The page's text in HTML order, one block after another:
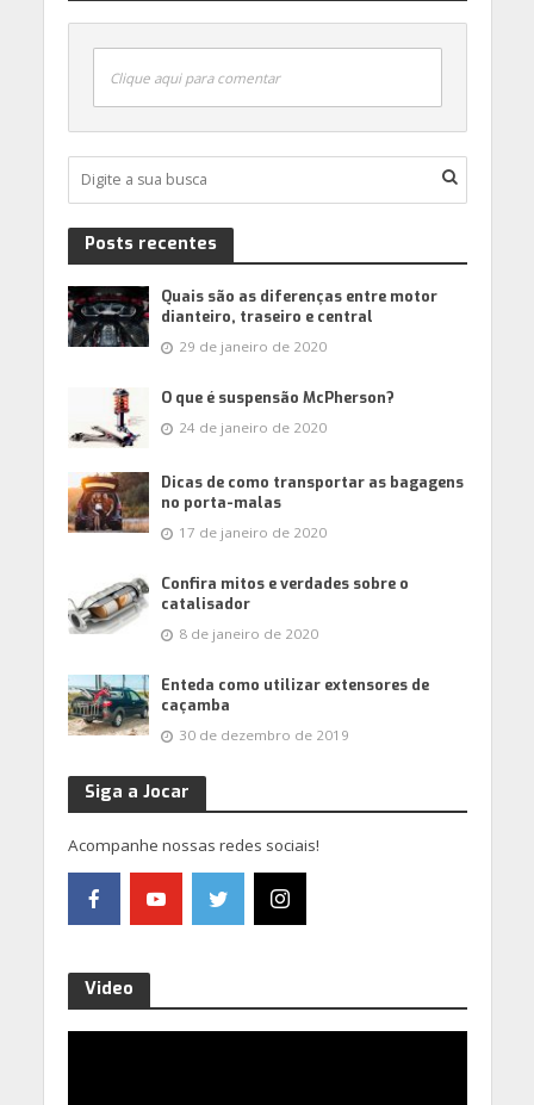
Clique aqui para comentar
Posts recentes
Quais são as diferenças entre motor
dianteiro, traseiro e central
29 de janeiro de 2020
O que é suspensão McPherson?
24 de janeiro de 2020
Dicas de como transportar as bagagens
no porta-malas
17 de janeiro de 2020
Confira mitos e verdades sobre o
catalisador
8 de janeiro de 2020
Enteda como utilizar extensores de
caçamba
30 de dezembro de 2019
Siga a Jocar
Acompanhe nossas redes sociais!
Video